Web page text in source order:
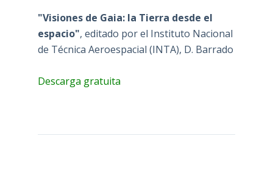
"Visiones de Gaia: la Tierra desde el
espacio", editado por el Instituto Nacional
de Técnica Aeroespacial (INTA), D. Barrado
Descarga gratuita